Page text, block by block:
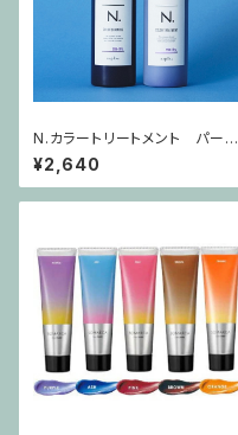
N.カラートリートメント パープ
ル
¥2,640